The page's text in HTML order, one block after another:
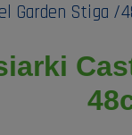
Garden Stiga /